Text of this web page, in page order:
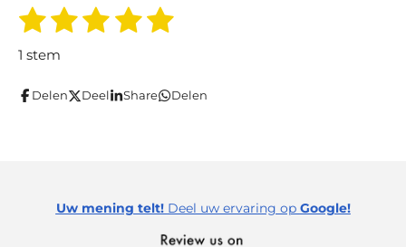
R
1
s
e
2
s
e
n
3
e
n
4
e
e
n
5
e
e
n
S
e
1 stem
Delen Deel Share Delen
Uw mening telt! Deel uw ervaring op Google!